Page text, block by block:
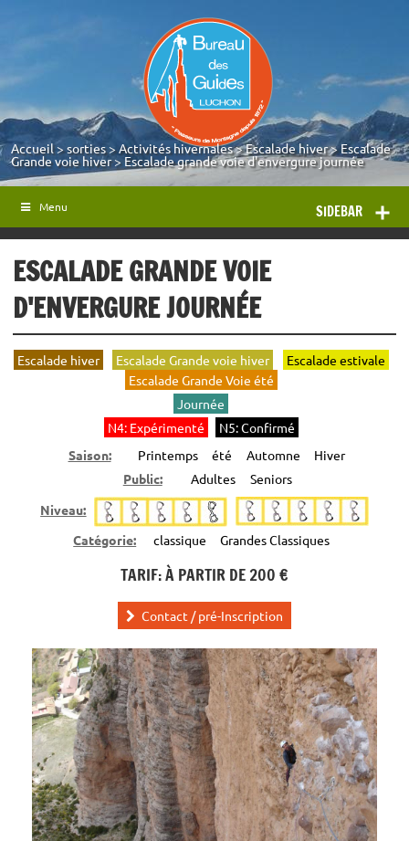
Accueil>sorties>Activités hivernales>Escalade hiver>Escalade
Grande voie hiver>Escalade grande voie d'envergure journée
SIDEBAR
Menu
ESCALADE GRANDE VOIE
D'ENVERGURE JOURNÉE
Escalade hiver Escalade Grande voie hiver
Escalade estivale
Escalade Grande Voie été
Journée
N4: Expérimenté
N5: Confirmé
Saison:
Printemps été Automne
Hiver
Public:
Adultes
Seniors
Niveau:
Catégorie:
classique Grandes Classiques
TARIF: À PARTIR DE 200 €
Contact / pré-Inscription